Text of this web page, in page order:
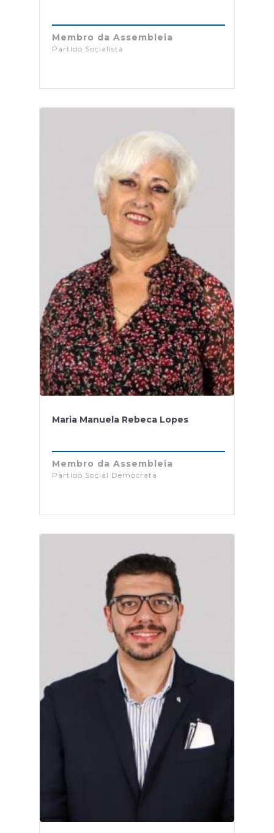
Membro da Assembleia
Partido Socialista
Maria Manuela Rebeca Lopes
Membro da Assembleia
Partido Social Democrata